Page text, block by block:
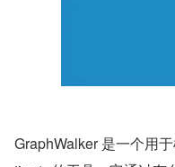
GraphWalker 是一个用